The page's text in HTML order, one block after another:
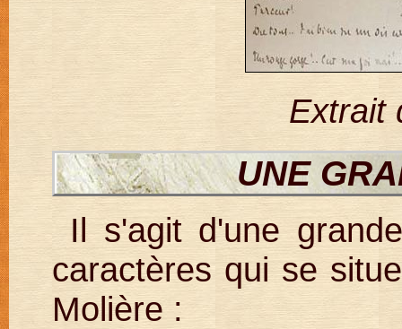
Extrait
UNE
Il s'agit d'une
caractères qui se
Molière :